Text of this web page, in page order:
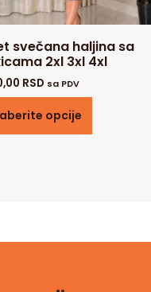
svečana haljina sa
2xl 3xl 4xl
RSD sa PDV
opcije